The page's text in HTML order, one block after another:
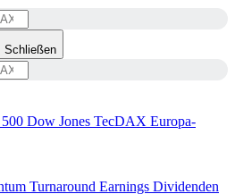
Schließen
Dow Jones TecDAX Europa-
Turnaround Earnings Dividenden